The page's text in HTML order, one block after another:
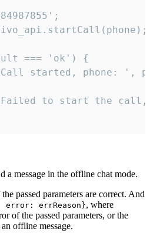
=== 'ok') {
started, phone: ',
to start the
a message in the offline chat mode.
passed parameters are correct. And
errReason}, where
of the passed parameters, or the
offline message.